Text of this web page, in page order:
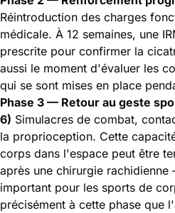
Réintroduction des charges
médicale. À 12 semaines, une
prescrite pour confirmer la
aussi le moment d'évaluer les
qui se sont mises en place
Phase 3 — Retour au geste
6) Simulacres de combat,
la proprioception. Cette
corps dans l'espace peut être
après une chirurgie
important pour les sports de
précisément à cette phase que